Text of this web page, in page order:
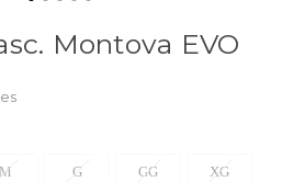
Montova EVO
M G GG XG